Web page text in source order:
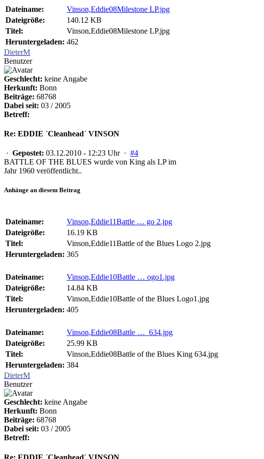
Dateiname:
Vinson,Eddie08Milestone LP.jpg
Dateigröße:
140.12 KB
Titel:
Vinson,Eddie08Milestone LP.jpg
Heruntergeladen: 462
DieterM
Benutzer
Geschlecht: keine Angabe
Herkunft: Bonn
Beiträge: 68768
Dabei seit: 03 / 2005
Betreff:
Re: EDDIE ´Cleanhead´ VINSON
· Gepostet: 03.12.2010 - 12:23 Uhr · #4
BATTLE OF THE BLUES wurde von King als LP im
Jahr 1960 veröffentlicht..
Anhänge an diesem Beitrag
Dateiname:
Vinson,Eddie11Battle … go 2.jpg
Dateigröße:
16.19 KB
Titel:
Vinson,Eddie11Battle of the Blues Logo 2.jpg
Heruntergeladen: 365
Dateiname:
Vinson,Eddie10Battle … ogo1.jpg
Dateigröße:
14.84 KB
Titel:
Vinson,Eddie10Battle of the Blues Logo1.jpg
Heruntergeladen: 405
Dateiname:
Vinson,Eddie08Battle … 634.jpg
Dateigröße:
25.99 KB
Titel:
Vinson,Eddie08Battle of the Blues King 634.jpg
Heruntergeladen: 384
DieterM
Benutzer
Geschlecht: keine Angabe
Herkunft: Bonn
Beiträge: 68768
Dabei seit: 03 / 2005
Betreff:
Re: EDDIE ´Cleanhead´ VINSON